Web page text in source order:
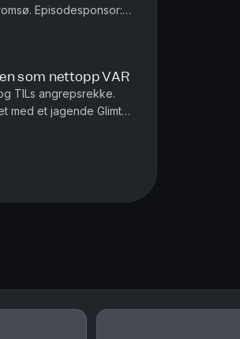
Episodesponsor:
som nettopp VAR
TILs angrepsrekke.
med et jagende Glimt
med s...